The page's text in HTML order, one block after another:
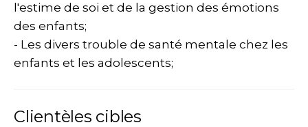
l'estime de soi et de la gestion des émotions
des enfants;
- Les divers trouble de santé mentale chez les
enfants et les adolescents;
Clientèles cibles